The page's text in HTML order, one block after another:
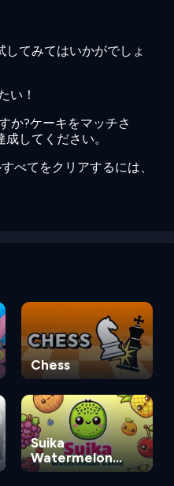
てみてはいかがでしょ
い！
か?ケーキをマッチさ
してください。
べてをクリアするには、
Chess
Suika
Watermelon
Game